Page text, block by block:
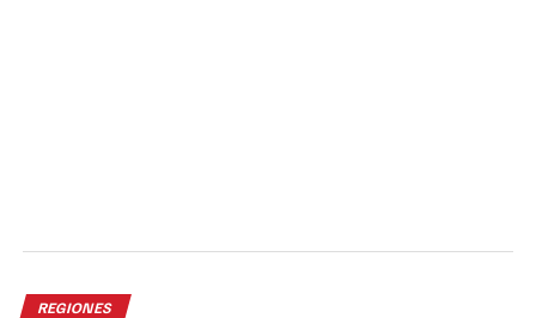
REGIONES